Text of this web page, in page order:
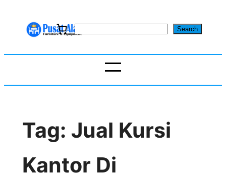
S
r
Search
Tag: Jual Kursi
Kantor Di